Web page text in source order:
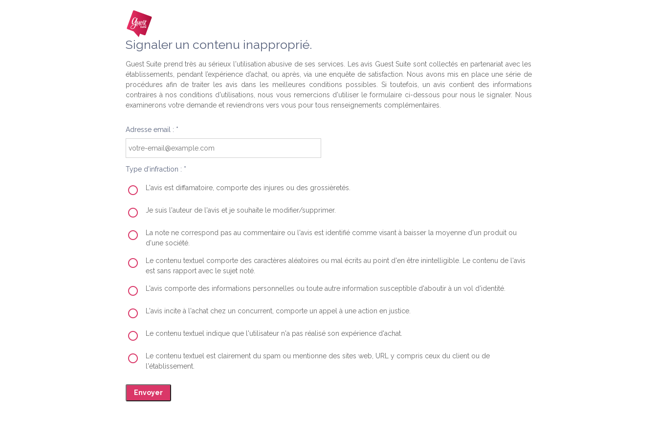
Signaler un contenu inapproprié.
Guest Suite prend très au sérieux l'utilisation abusive de ses services. Les avis Guest Suite sont collectés en partenariat avec les
établissements, pendant l’expérience d’achat, ou après, via une enquête de satisfaction. Nous avons mis en place une série de
procédures afin de traiter les avis dans les meilleures conditions possibles. Si toutefois, un avis contient des informations
contraires à nos conditions d'utilisations, nous vous remercions d'utiliser le formulaire ci-dessous pour nous le signaler. Nous
examinerons votre demande et reviendrons vers vous pour tous renseignements complémentaires.
Adresse email : *
Type d'infraction : *
L'avis est diffamatoire, comporte des injures ou des grossièretés.
Je suis l'auteur de l'avis et je souhaite le modifier/supprimer.
La note ne correspond pas au commentaire ou l'avis est identifié comme visant à baisser la moyenne d'un produit ou
d'une société.
Le contenu textuel comporte des caractères aléatoires ou mal écrits au point d'en être inintelligible. Le contenu de l'avis
est sans rapport avec le sujet noté.
L'avis comporte des informations personnelles ou toute autre information susceptible d'aboutir à un vol d'identité.
L'avis incite à l'achat chez un concurrent, comporte un appel à une action en justice.
Le contenu textuel indique que l'utilisateur n'a pas réalisé son expérience d'achat.
Le contenu textuel est clairement du spam ou mentionne des sites web, URL y compris ceux du client ou de
l'établissement.
Envoyer